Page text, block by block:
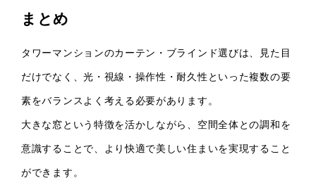
まとめ
タワーマンションのカーテン・ブラインド選びは、見た目
だけでなく、光・視線・操作性・耐久性といった複数の要
素をバランスよく考える必要があります。
大きな窓という特徴を活かしながら、空間全体との調和を
意識することで、より快適で美しい住まいを実現すること
ができます。